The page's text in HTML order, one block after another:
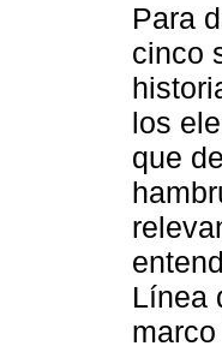
Para
cinco
los
que
Línea